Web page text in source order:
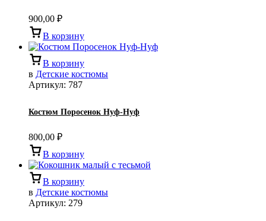
900,00 ₽
В корзину
В корзину
в Детские костюмы
Артикул: 787
Костюм Поросенок Нуф-Нуф
800,00 ₽
В корзину
В корзину
в Детские костюмы
Артикул: 279